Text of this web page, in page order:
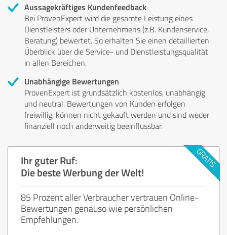
Aussagekräftiges Kundenfeedback
Bei ProvenExpert wird die gesamte Leistung eines
Dienstleisters oder Unternehmens (z.B. Kundenservice,
Beratung) bewertet. So erhalten Sie einen detaillierten
Überblick über die Service- und Dienstleistungsqualität
in allen Bereichen.
Unabhängige Bewertungen
ProvenExpert ist grundsätzlich kostenlos, unabhängig
und neutral. Bewertungen von Kunden erfolgen
freiwillig, können nicht gekauft werden und sind weder
finanziell noch anderweitig beeinflussbar.
Ihr guter Ruf:
Die beste Werbung der Welt!
85 Prozent aller Verbraucher vertrauen Online-
Bewertungen genauso wie persönlichen
Empfehlungen.